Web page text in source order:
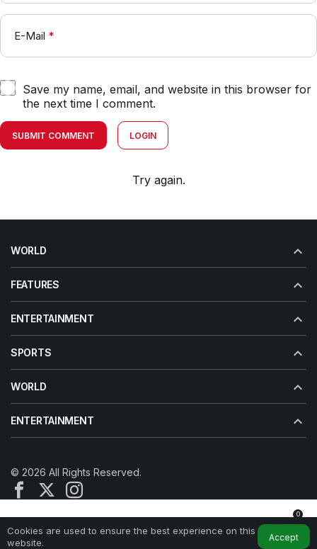
E-Mail *
Save my name, email, and website in this browser for
the next time I comment.
SUBMIT COMMENT LOGIN
Try again.
Cookies are used to ensure the best experience on this
website.
Accept
WORLD
FEATURES
ENTERTAINMENT
SPORTS
WORLD
ENTERTAINMENT
© 2026 All Rights Reserved.
Home My Account Notifications
0